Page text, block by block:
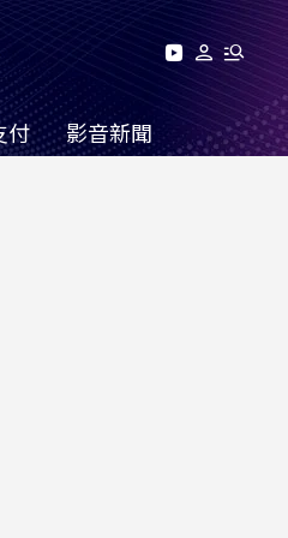
付 影音新聞